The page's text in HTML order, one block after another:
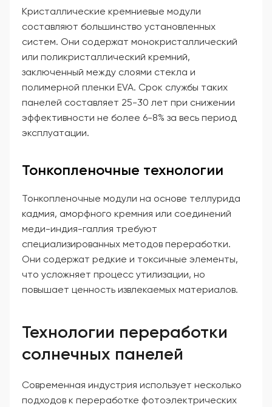
Кристаллические кремниевые модули
составляют большинство установленных
систем. Они содержат монокристаллический
или поликристаллический кремний,
заключенный между слоями стекла и
полимерной пленки EVA. Срок службы таких
панелей составляет 25-30 лет при снижении
эффективности не более 6-8% за весь период
эксплуатации.
Тонкопленочные технологии
Тонкопленочные модули на основе теллурида
кадмия, аморфного кремния или соединений
меди-индия-галлия требуют
специализированных методов переработки.
Они содержат редкие и токсичные элементы,
что усложняет процесс утилизации, но
повышает ценность извлекаемых материалов.
Технологии переработки
солнечных панелей
Современная индустрия использует несколько
подходов к переработке фотоэлектрических